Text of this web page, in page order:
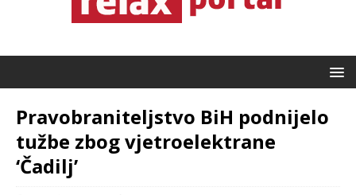
Pravobraniteljstvo BiH podnijelo
tužbe zbog vjetroelektrane
‘Čadilj’